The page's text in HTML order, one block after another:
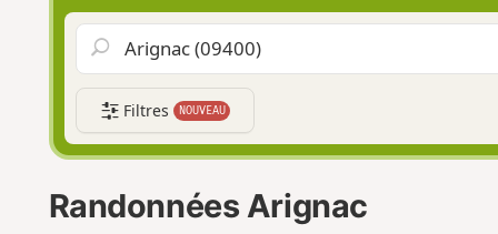
Filtres NOUVEAU
Randonnées Arignac